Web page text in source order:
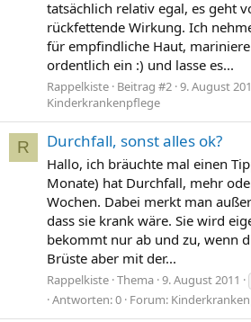
tatsächlich relativ egal, es geht
rückfettende Wirkung. Ich
für empfindliche Haut,
ordentlich ein :) und lasse es...
Rappelkiste Beitrag #2 9. August
Kinderkrankenpflege
R Durchfall, sonst alles ok?
Hallo, ich bräuchte mal einen
Monate) hat Durchfall, mehr
Wochen. Dabei merkt man
dass sie krank wäre. Sie wird
bekommt nur ab und zu, wenn
Brüste aber mit der...
Rappelkiste Thema 9. August 2011
Antworten: 0 Forum: